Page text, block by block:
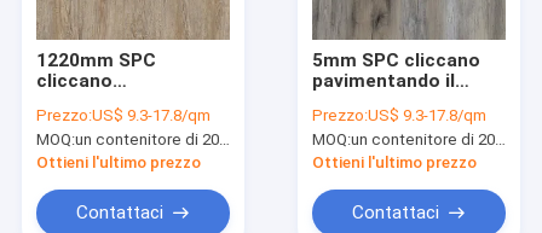
1220mm SPC
cliccano
GKBM resistente ai
colpi amichevole JR-
W17002
Prezzo:US$ 9.3-17.8/qm
MOQ:un contenitore di 20FT, o 2500 metri quadri;
Ottieni l'ultimo prezzo
Contattaci
5mm SPC cliccano
pavimentando il
senza cuciture
antibatterico GKBM
JR-W17013 di legno
quercia
Prezzo:US$ 9.3-17.8/qm
MOQ:un contenitore di 20FT, o 2500 metri quadri;
Ottieni l'ultimo prezzo
Contattaci